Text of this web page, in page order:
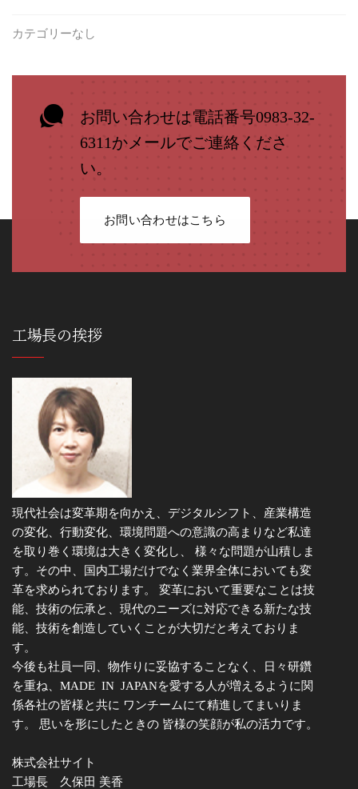
カテゴリーなし
お問い合わせは電話番号0983-32-
6311かメールでご連絡くださ
い。
お問い合わせはこちら
工場長の挨拶
現代社会は変革期を向かえ、デジタルシフト、産業構造
の変化、行動変化、環境問題への意識の高まりなど私達
を取り巻く環境は大きく変化し、 様々な問題が山積しま
す。その中、国内工場だけでなく業界全体においても変
革を求められております。 変革において重要なことは技
能、技術の伝承と、現代のニーズに対応できる新たな技
能、技術を創造していくことが大切だと考えておりま
す。
今後も社員一同、物作りに妥協することなく、日々研鑽
を重ね、MADE IN JAPANを愛する人が増えるように関
係各社の皆様と共に ワンチームにて精進してまいりま
す。 思いを形にしたときの 皆様の笑顔が私の活力です。
株式会社サイト
工場長 久保田 美香